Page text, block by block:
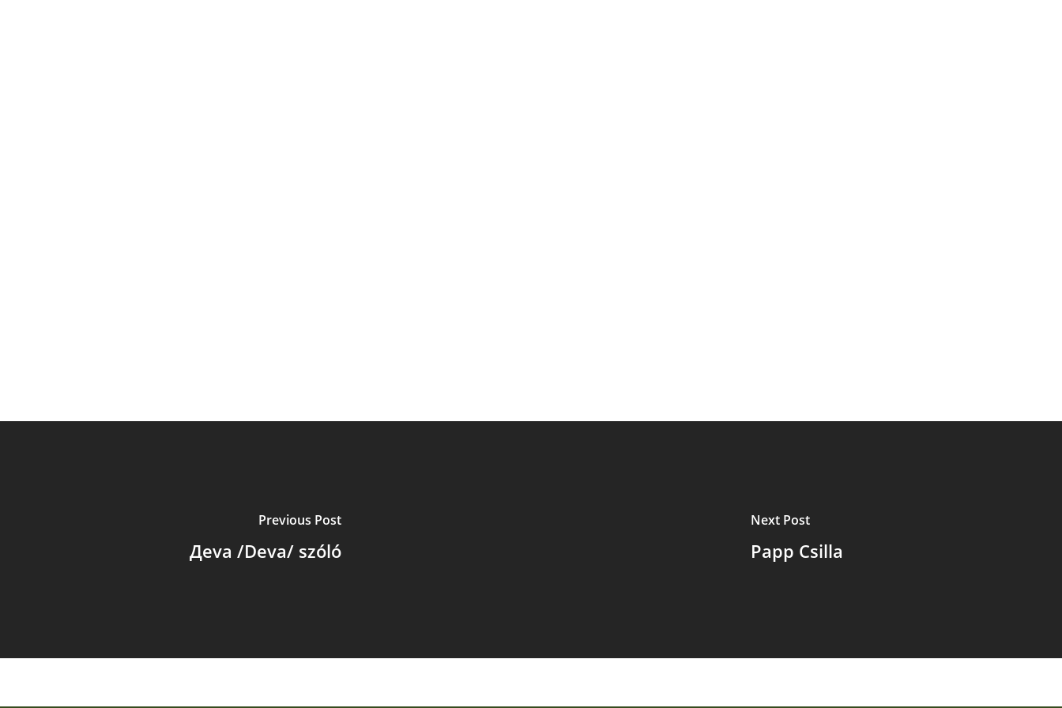
Previous Post
Дeva /Deva/ szóló
Next Post
Papp Csilla